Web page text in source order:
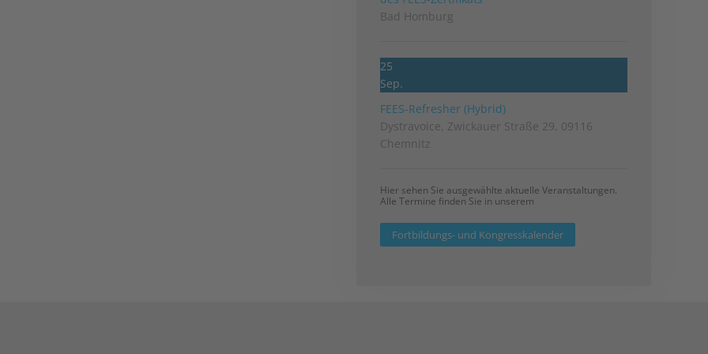
Bad Homburg
25
Sep.
FEES-Refresher (Hybrid)
Dystravoice, Zwickauer Straße 29, 09116
Chemnitz
Hier sehen Sie ausgewählte aktuelle Veranstaltungen.
Alle Termine finden Sie in unserem
Fortbildungs- und Kongresskalender